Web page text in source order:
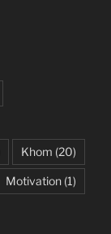
Khom (20)
Motivation(1)